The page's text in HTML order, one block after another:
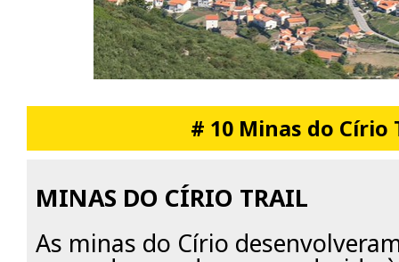
# 10 Minas do Círio
MINAS DO CÍRIO TRAIL
As minas do Círio